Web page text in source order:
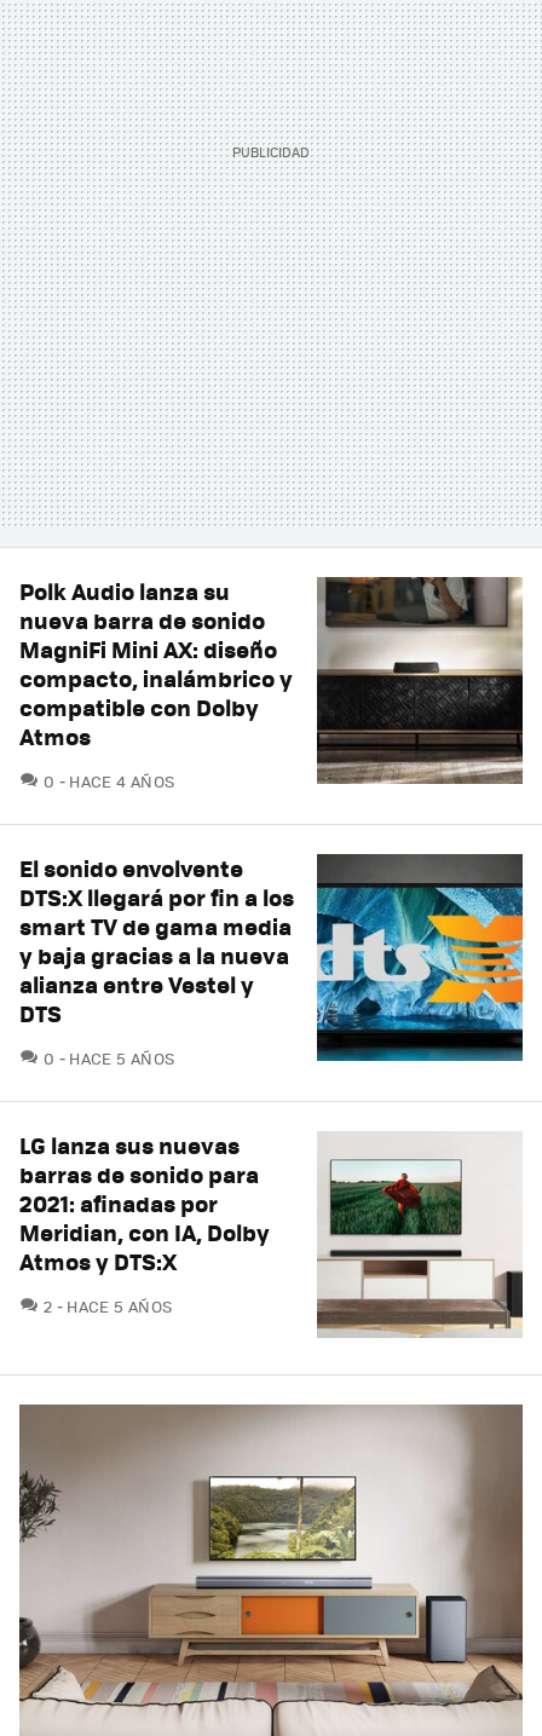
Polk Audio lanza su
nueva barra de sonido
MagniFi Mini AX: diseño
compacto, inalámbrico y
compatible con Dolby
Atmos
0 COMENTARIOS
HACE 4 AÑOS
El sonido envolvente
DTS:X llegará por fin a los
smart TV de gama media
y baja gracias a la nueva
alianza entre Vestel y
DTS
0 COMENTARIOS
HACE 5 AÑOS
LG lanza sus nuevas
barras de sonido para
2021: afinadas por
Meridian, con IA, Dolby
Atmos y DTS:X
2 COMENTARIOS
HACE 5 AÑOS